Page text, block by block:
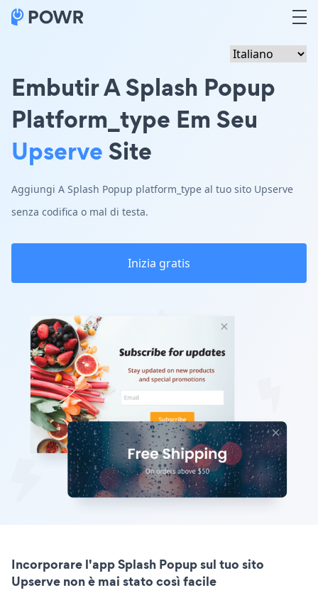
Embutir A Splash Popup
Platform_type Em Seu
UpserveSite
Aggiungi A Splash Popup platform_type al tuo sito Upserve
senza codifica o mal di testa.
Inizia gratis
Incorporare l'app Splash Popup sul tuo sito
Upserve non è mai stato così facile